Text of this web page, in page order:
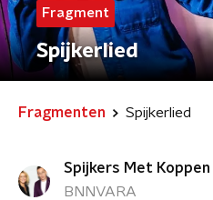
Fragment
Spijkerlied
Fragmenten Spijkerlied
Spijkers Met Koppen
BNNVARA